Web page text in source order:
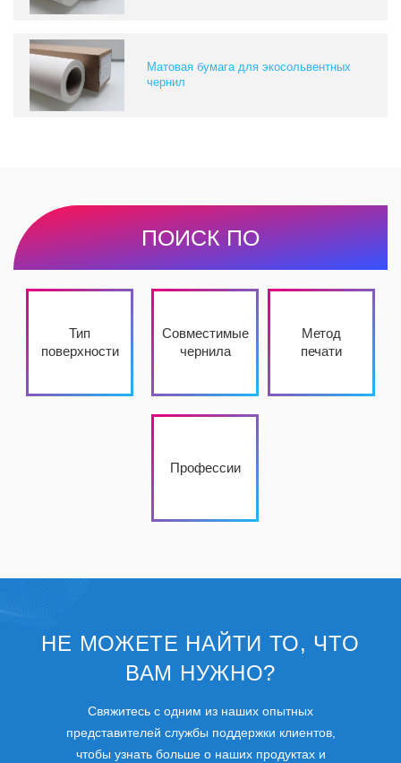
Матовая бумага для экосольвентных
чернил
ПОИСК ПО
Тип
поверхности
Совместимые
чернила
Метод
печати
Профессии
НЕ МОЖЕТЕ НАЙТИ ТО, ЧТО
ВАМ НУЖНО?
Свяжитесь с одним из наших опытных
представителей службы поддержки клиентов,
чтобы узнать больше о наших продуктах и